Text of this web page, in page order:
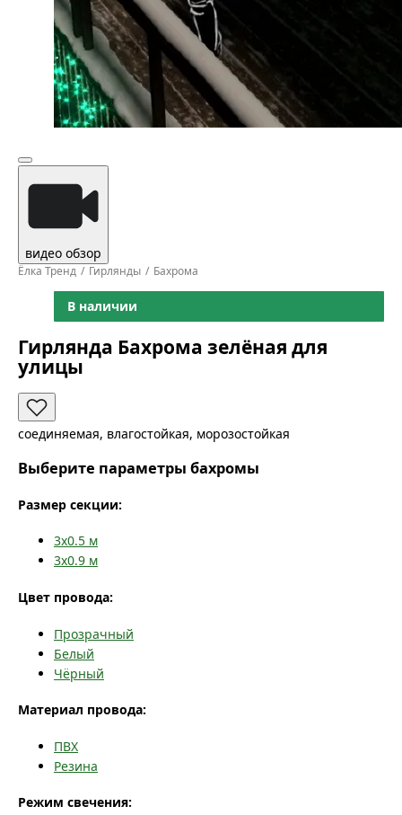
видео обзор
Ёлка Тренд Гирлянды Бахрома
В наличии
Гирлянда Бахрома зелёная для
улицы
соединяемая, влагостойкая, морозостойкая
Выберите параметры бахромы
Размер секции:
3x0.5 м
3x0.9 м
Цвет провода:
Прозрачный
Белый
Чёрный
Материал провода:
ПВХ
Резина
Режим свечения: